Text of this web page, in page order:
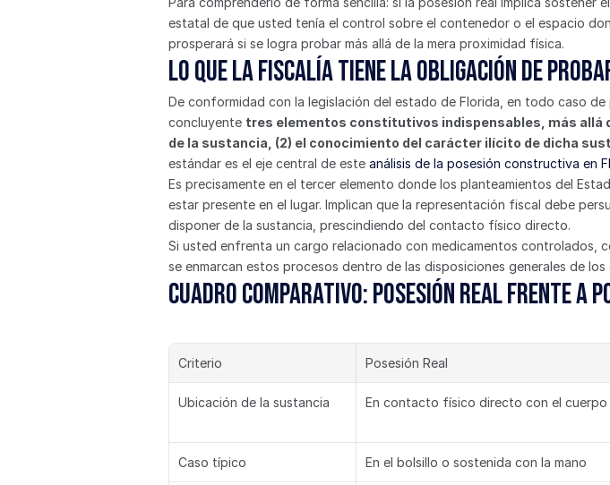
estatal de que usted tenía el control sobre el contenedor o el espacio
prosperará si se logra probar más allá de la mera proximidad física.
Lo que la Fiscalía tiene la obligación de
De conformidad con la legislación del estado de Florida, en todo caso
concluyente tres elementos constitutivos indispensables, más allá
de la sustancia, (2) el conocimiento del carácter ilícito de dicha
estándar es el eje central de este análisis de la posesión constructiva en
Es precisamente en el tercer elemento donde los planteamientos del
estar presente en el lugar. Implican que la representación fiscal debe
disponer de la sustancia, prescindiendo del contacto físico directo.
Si usted enfrenta un cargo relacionado con medicamentos controlados,
se enmarcan estos procesos dentro de las disposiciones generales de los
Cuadro comparativo: Posesión real frente a
Criterio Posesión Real
Ubicación de la sustancia En contacto físico directo con el cuerpo
Caso típico En el bolsillo o sostenida con la mano